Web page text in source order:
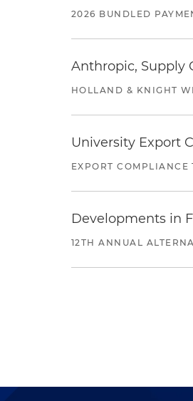
2026 BUNDLED
Anthropic, Supply
HOLLAND & KNIGHT
University Export
EXPORT
Developments in
12TH ANNUAL